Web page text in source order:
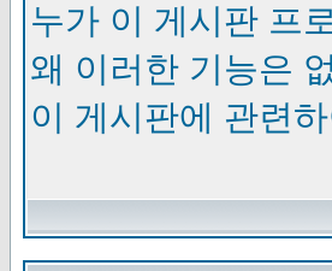
누가 이 게시판 프
왜 이러한 기능은
이 게시판에 관련